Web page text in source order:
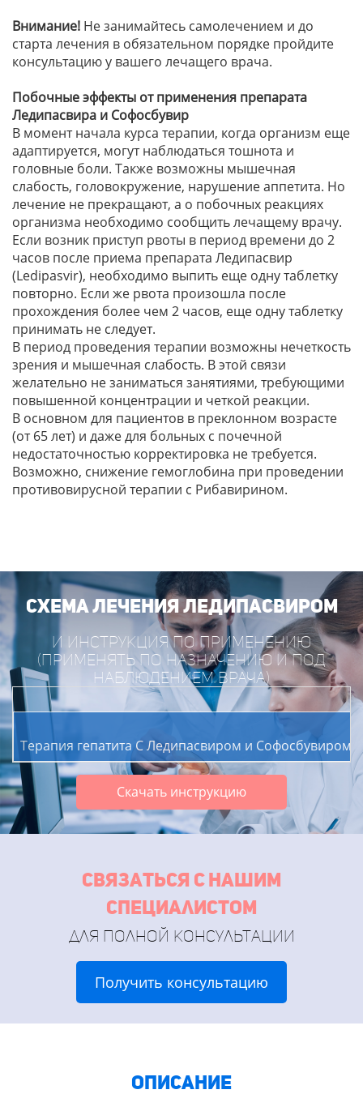
Внимание! Не занимайтесь самолечением и до
старта лечения в обязательном порядке пройдите
консультацию у вашего лечащего врача.
Побочные эффекты от применения препарата
Ледипасвира и Софосбувир
В момент начала курса терапии, когда организм еще
адаптируется, могут наблюдаться тошнота и
головные боли. Также возможны мышечная
слабость, головокружение, нарушение аппетита. Но
лечение не прекращают, а о побочных реакциях
организма необходимо сообщить лечащему врачу.
Если возник приступ рвоты в период времени до 2
часов после приема препарата Ледипасвир
(Ledipasvir), необходимо выпить еще одну таблетку
повторно. Если же рвота произошла после
прохождения более чем 2 часов, еще одну таблетку
принимать не следует.
В период проведения терапии возможны нечеткость
зрения и мышечная слабость. В этой связи
желательно не заниматься занятиями, требующими
повышенной концентрации и четкой реакции.
В основном для пациентов в преклонном возрасте
(от 65 лет) и даже для больных с почечной
недостаточностью корректировка не требуется.
Возможно, снижение гемоглобина при проведении
противовирусной терапии с Рибавирином.
СХЕМА ЛЕЧЕНИЯ ЛЕДИПАСВИРОМ
И ИНСТРУКЦИЯ ПО ПРИМЕНЕНИЮ
(ПРИМЕНЯТЬ ПО НАЗНАЧЕНИЮ И ПОД
НАБЛЮДЕНИЕМ ВРАЧА)
Терапия гепатита C Ледипасвиром и Софосбувиром
Скачать инструкцию
связаться с нашим
специалистом
для полной консультации
Получить консультацию
описание